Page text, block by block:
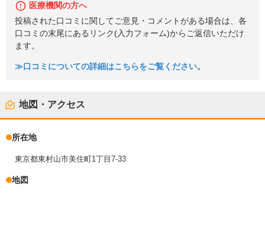
医療機関の方へ
投稿された口コミに関してご意見・コメントがある場合は、各
口コミの末尾にあるリンク(入力フォーム)からご返信いただけ
ます。
≫口コミについての詳細はこちらをご覧ください。
地図・アクセス
所在地
東京都東村山市美住町1丁目7-33
地図